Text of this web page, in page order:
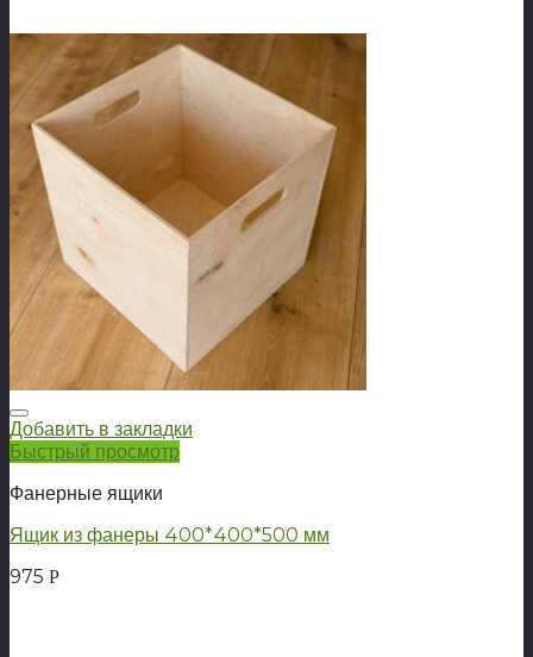
Добавить в закладки
Быстрый просмотр
Фанерные ящики
Ящик из фанеры 400*400*500 мм
975 Р